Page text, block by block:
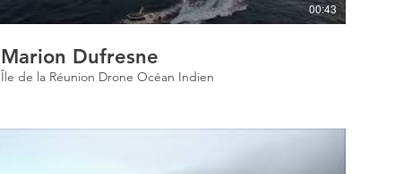
00:43
Marion Dufresne
Île de la Réunion Drone Océan Indien